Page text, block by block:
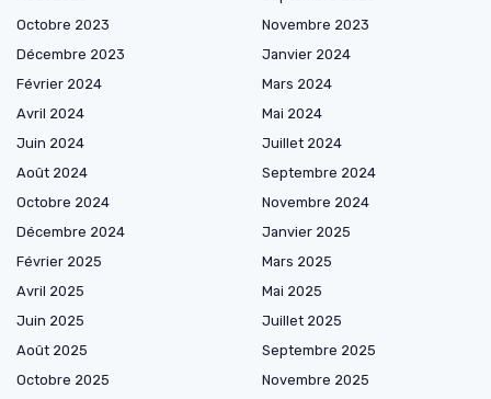
Octobre 2023
Novembre 2023
Décembre 2023
Janvier 2024
Février 2024
Mars 2024
Avril 2024
Mai 2024
Juin 2024
Juillet 2024
Août 2024
Septembre 2024
Octobre 2024
Novembre 2024
Décembre 2024
Janvier 2025
Février 2025
Mars 2025
Avril 2025
Mai 2025
Juin 2025
Juillet 2025
Août 2025
Septembre 2025
Octobre 2025
Novembre 2025